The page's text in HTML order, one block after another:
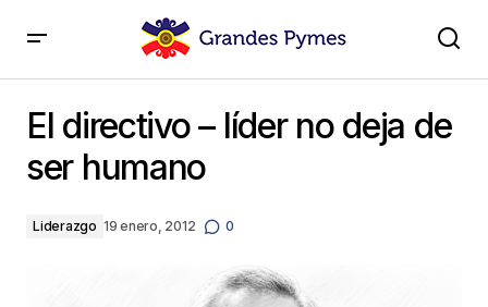
El directivo – líder no deja de
ser humano
Liderazgo 19 enero, 2012 0